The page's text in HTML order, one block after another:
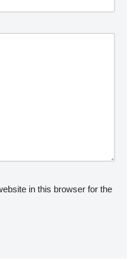
in this browser for the